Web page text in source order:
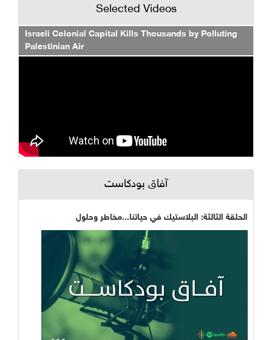
Selected Videos
Israeli Colonial Capital Kills Thousands by Polluting
Palestinian Air
آفاق بودكاست
الحلقة الثالثة: البلاستيك في حياتنا...مخاطر وحلول